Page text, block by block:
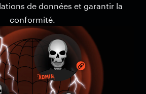
de données et garantir la
conformité.